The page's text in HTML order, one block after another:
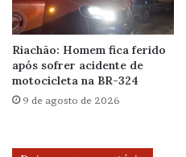
Riachão: Homem fica ferido
após sofrer acidente de
motocicleta na BR-324
9 de agosto de 2026